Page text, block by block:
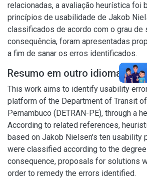
relacionadas, a avaliação heurística foi
princípios de usabilidade de Jakob
classificados de acordo com o grau de
consequência, foram apresentadas
a fim de sanar os erros identificados.
Resumo em outro idioma
This work aims to identify usability
platform of the Department of Transit
Pernambuco (DETRAN-PE), through a
According to related references,
based on Jakob Nielsen's ten usability
were classified according to the
consequence, proposals for solutions
order to remedy the errors identified.